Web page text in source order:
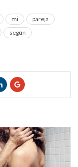
mi
pareja
según